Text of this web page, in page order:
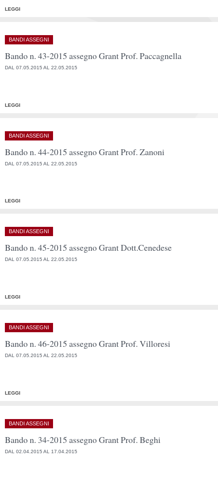
LEGGI
BANDI ASSEGNI
Bando n. 43-2015 assegno Grant Prof. Paccagnella
DAL 07.05.2015 AL 22.05.2015
LEGGI
BANDI ASSEGNI
Bando n. 44-2015 assegno Grant Prof. Zanoni
DAL 07.05.2015 AL 22.05.2015
LEGGI
BANDI ASSEGNI
Bando n. 45-2015 assegno Grant Dott.Cenedese
DAL 07.05.2015 AL 22.05.2015
LEGGI
BANDI ASSEGNI
Bando n. 46-2015 assegno Grant Prof. Villoresi
DAL 07.05.2015 AL 22.05.2015
LEGGI
BANDI ASSEGNI
Bando n. 34-2015 assegno Grant Prof. Beghi
DAL 02.04.2015 AL 17.04.2015